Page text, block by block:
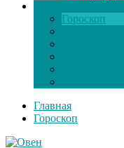
Гороскоп
Главная
Гороскоп